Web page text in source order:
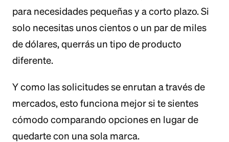
para necesidades pequeñas y a corto plazo. Si
solo necesitas unos cientos o un par de miles
de dólares, querrás un tipo de producto
diferente.
Y como las solicitudes se enrutan a través de
mercados, esto funciona mejor si te sientes
cómodo comparando opciones en lugar de
quedarte con una sola marca.